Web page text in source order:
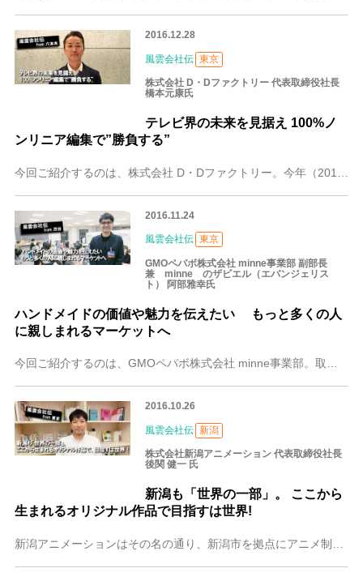
2016.12.28
風雲会社伝 東京
株式会社 D・Dファクトリー 代表取締役社長
橋本元康氏
テレビ界の未来を見据え 100%ノ
ンリニア編集で”勝負する”
2016.11.24
風雲会社伝 東京
GMOペパボ株式会社 minne事業部 副部長
兼 minne のザビエル（エバンジェリス
ト） 阿部雅幸氏
ハンドメイドの価値や魅力を伝えたい もっと多くの人
に親しまれるマーケットへ
2016.10.26
風雲会社伝 新潟
株式会社新潟アニメーション 代表取締役社長
後関 健一 氏
新潟も「世界の一部」。 ここから
生まれるオリジナル作品で目指すは世界!